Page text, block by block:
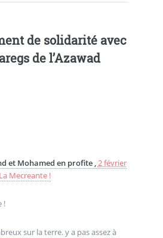
de solidarité avec
de l’Azawad
et Mohamed en profite ,2 février
La Mecreante !
!
sur la terre. y a pas assez à